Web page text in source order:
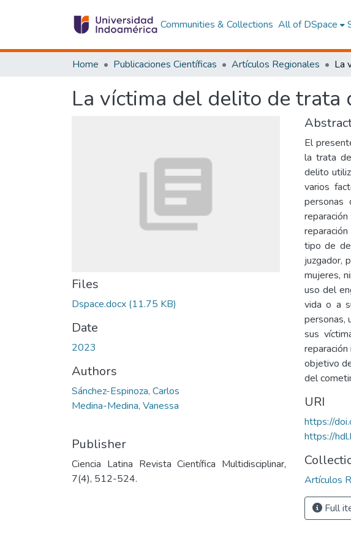
Communities & Collections All of DSpace
Home Publicaciones Científicas Artículos Regionales
La víctima del delito de trata
Files
Dspace.docx (11.75 KB)
Date
2023
Authors
Sánchez-Espinoza, Carlos
Medina-Medina, Vanessa
Publisher
Ciencia Latina Revista Científica Multidisciplinar,
7(4), 512-524.
El
la trata
delito
varios
tipo de
juzgador,
mujeres,
uso del
vida o a
personas,
sus
objetivo
del
URI
https://
https://
Artículos
Full